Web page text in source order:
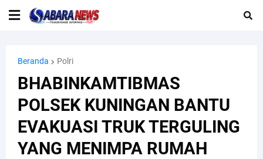
Beranda Polri
BHABINKAMTIBMAS
POLSEK KUNINGAN BANTU
EVAKUASI TRUK TERGULING
YANG MENIMPA RUMAH